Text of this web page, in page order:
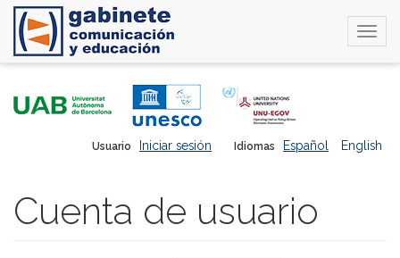
Idiomas Español English
Usuario Iniciar sesión
Cuenta de usuario